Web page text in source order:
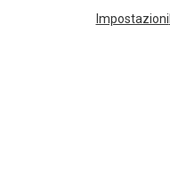
Impostazioni